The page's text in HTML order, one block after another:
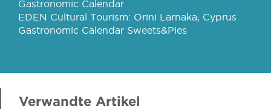
Gastronomic Calendar
EDEN Cultural Tourism: Orini Larnaka, Cyprus
Gastronomic Calendar Sweets&Pies
Verwandte Artikel